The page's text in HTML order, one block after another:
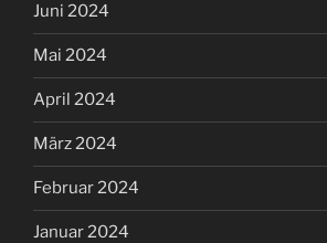
Juni 2024
Mai 2024
April 2024
März 2024
Februar 2024
Januar 2024